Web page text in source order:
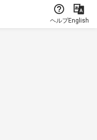
ヘルプEnglish